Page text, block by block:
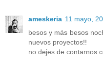
ameskeria 11 mayo,
besos y más besos
nuevos proyectos!!
no dejes de contarnos